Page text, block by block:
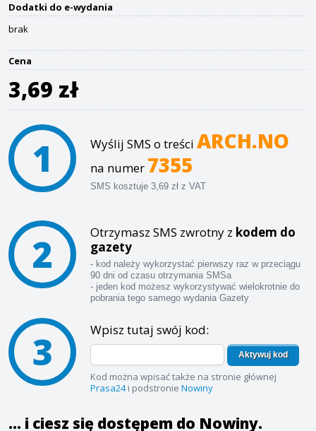
Dodatki do e-wydania
brak
Cena
3,69 zł
1 Wyślij SMS o treści ARCH.NO
na numer 7355
SMS kosztuje 3,69 zł z VAT
2 Otrzymasz SMS zwrotny z kodem do
gazety
- kod należy wykorzystać pierwszy raz w przeciągu
90 dni od czasu otrzymania SMSa
- jeden kod możesz wykorzystywać wielokrotnie do
pobrania tego samego wydania Gazety
3 Wpisz tutaj swój kod:
Aktywuj kod
Kod można wpisać także na stronie głównej
Prasa24i podstronie Nowiny
... i ciesz się dostępem do Nowiny.